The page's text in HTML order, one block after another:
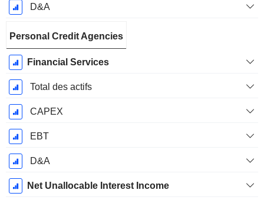
D&A
Personal Credit Agencies
Financial Services
Total des actifs
CAPEX
EBT
D&A
Net Unallocable Interest Income